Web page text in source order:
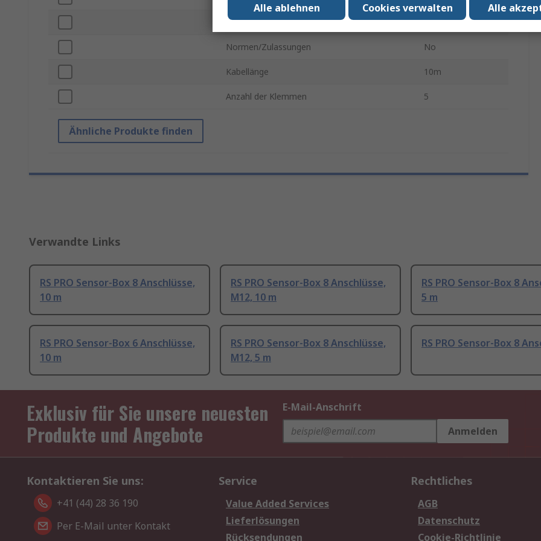
Maximale Betriebstemperatur 55°C
Normen/Zulassungen No
Kabellänge 10m
Anzahl der Klemmen 5
Ähnliche Produkte finden
Verwandte Links
RS PRO Sensor-Box 8 Anschlüsse,
10 m
RS PRO Sensor-Box 8 Anschlüsse,
M12, 10 m
RS PRO Sensor-Box 8
5 m
RS PRO Sensor-Box 6 Anschlüsse,
10 m
RS PRO Sensor-Box 8 Anschlüsse,
M12, 5 m
RS PRO Sensor-Box 8
Exklusiv für Sie unsere neuesten
Produkte und Angebote
E-Mail-Anschrift
Anmelden
Kontaktieren Sie uns:
+41 (44) 28 36 190
Per E-Mail unter Kontakt
Service
Value Added Services
Lieferlösungen
Rücksendungen
Rechtliches
AGB
Datenschutz
Cookie-Richtlinie
Alle
Cookies verwalten
Alle ablehnen